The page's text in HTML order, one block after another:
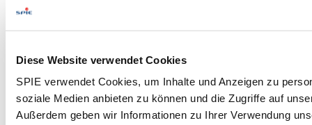
Diese Website verwendet Cookies
SPIE verwendet Cookies, um Inhalte und Anzeigen zu
soziale Medien anbieten zu können und die Zugriffe auf
Außerdem geben wir Informationen zu Ihrer Verwendung
Idealerweise Kenntnisse des
StrlSchV, AtEVsowie der atomrechtlichen
Genehmigungen und kerntechnischen
Regelwerke